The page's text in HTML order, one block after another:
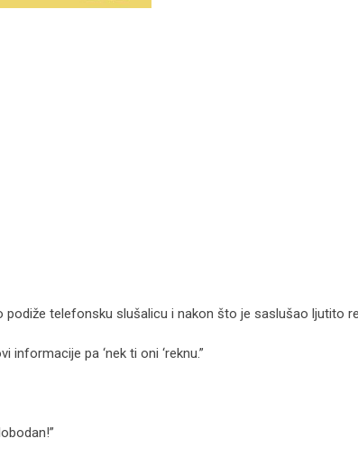
telefonsku slušalicu i nakon što je saslušao ljutito
pa ‘nek ti oni ‘reknu.”